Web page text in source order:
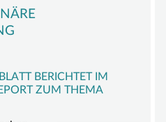
BERICHTET IM
ZUM THEMA